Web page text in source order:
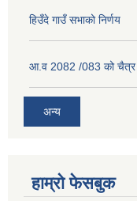
हिउँदे गाउँ सभाको निर्णय
आ.व 2082 /083 को चैत्र
अन्य
हाम्रो फेसबुक